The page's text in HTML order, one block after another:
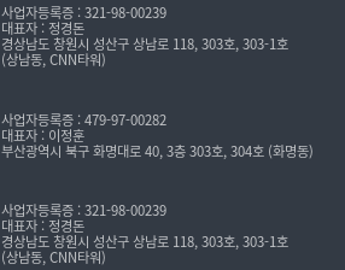
사업자등록증 : 321-98-00239
대표자 : 정경돈
경상남도 창원시 성산구 상남로 118, 303호, 303-1호
(상남동, CNN타워)
사업자등록증 : 479-97-00282
대표자 : 이정훈
부산광역시 북구 화명대로 40, 3층 303호, 304호 (화명동)
사업자등록증 : 321-98-00239
대표자 : 정경돈
경상남도 창원시 성산구 상남로 118, 303호, 303-1호
(상남동, CNN타워)